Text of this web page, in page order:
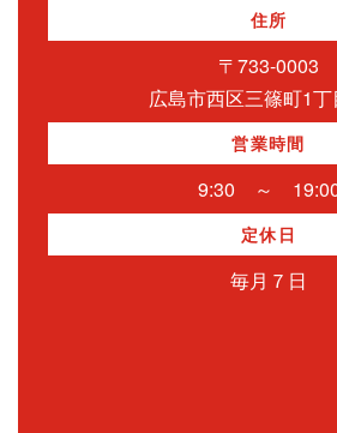
住所
〒733-0003
広島市西区三篠町1
営業時間
9:30 ～
定休日
毎月７日